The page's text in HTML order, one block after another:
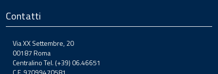
Contatti
Via XX Settembre, 20
00187 Roma
Centralino Tel. (+39) 06.46651